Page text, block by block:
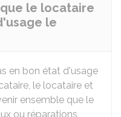
le locataire
le
en bon état d'usage
le locataire et
ensemble que le
ou réparations